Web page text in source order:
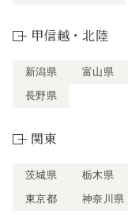
甲信越・北陸
新潟県 富山県
長野県
関東
茨城県 栃木県
東京都
神奈川県